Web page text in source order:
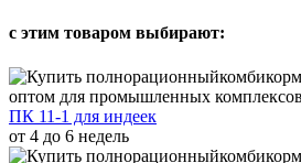
с этим товаром выбирают:
ПК 11-1 для индеек
от 4 до 6 недель